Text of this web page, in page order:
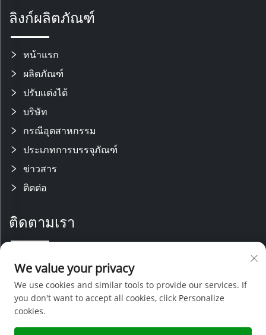
ลิงก์ผลิตภัณฑ์
หน้าแรก
ผลิตภัณฑ์
ปรับแต่งได้
บริษัท
กรณีอุตสาหกรรม
ประเภทการบรรจุภัณฑ์
ข่าวสาร
ติดต่อ
ติดตามเรา
เรามีทีมวิจัยและพัฒนาที่มีความชำนาญ พร้อมสายการผลิตที่ทันสมัย ได้รับ
การสนับสนุนจากทีมขายและบริการหลังการขายที่มีประสบการณ์ ด้วยความ
เชี่ยวชาญทางเทคนิคและการกำหนดราคาที่แข่งขันได้ เราจึงสามารถให้การ
สนับสนุนที่ครอบคลุมสำหรับโครงการออกแบบเฉพาะ
We value your privacy
We use cookies and similar tools to provide our services. If
you don't want to accept all cookies, click Personalize
cookies.